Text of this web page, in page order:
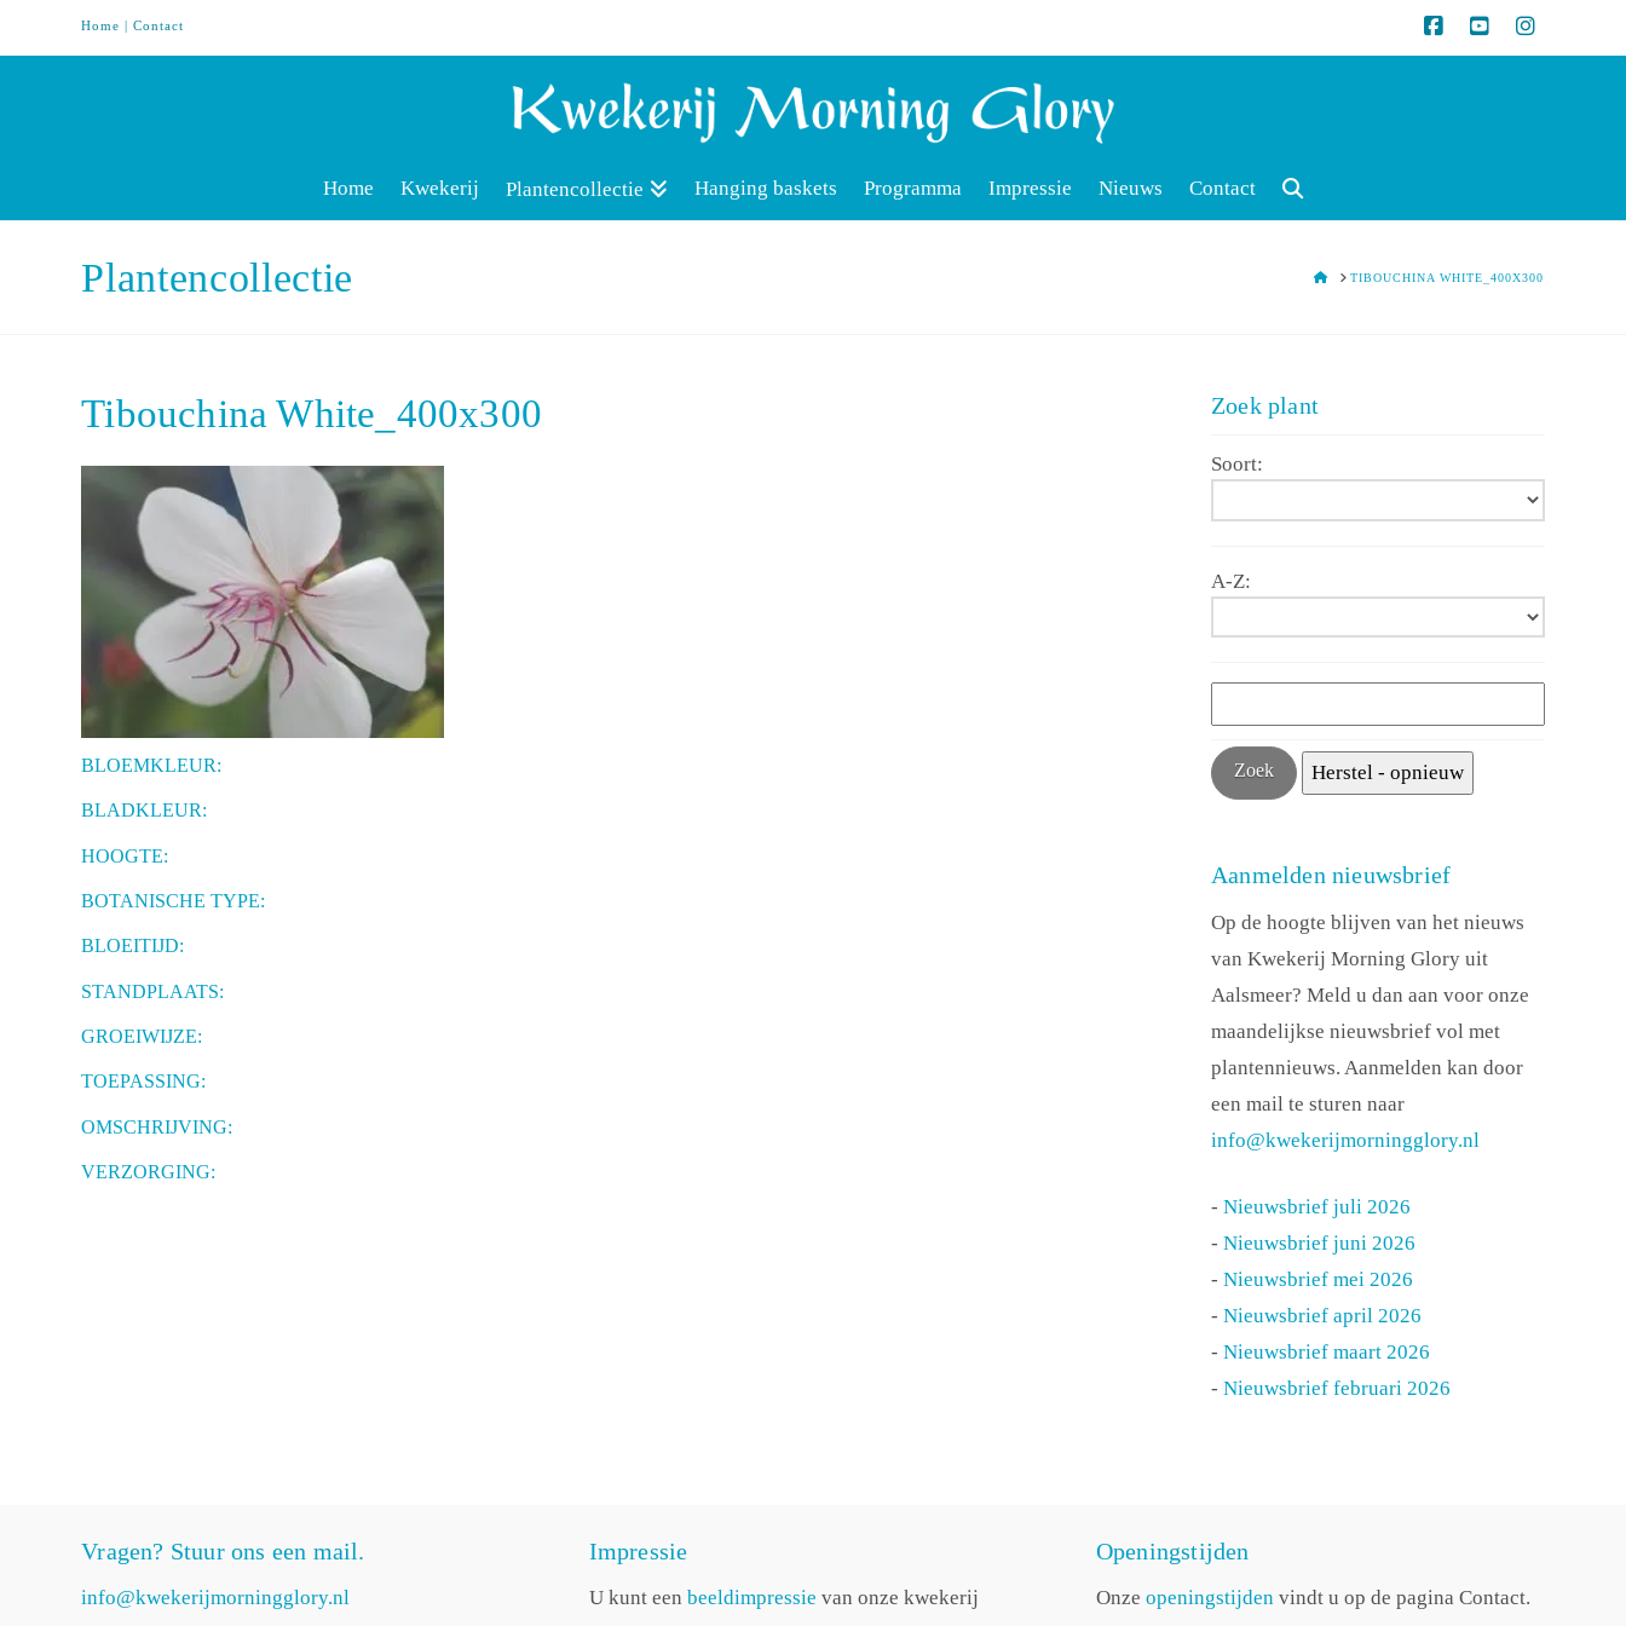
Home |Contact
Home Kwekerij Plantencollectie Hanging baskets Programma Impressie Nieuws Contact
Plantencollectie HOMETIBOUCHINA WHITE_400X300
Tibouchina White_400x300
BLOEMKLEUR:
BLADKLEUR:
HOOGTE:
BOTANISCHE TYPE:
BLOEITIJD:
STANDPLAATS:
GROEIWIJZE:
TOEPASSING:
OMSCHRIJVING:
VERZORGING:
Zoek plant
Soort:
A-Z:
Aanmelden nieuwsbrief
Op de hoogte blijven van het nieuws
van Kwekerij Morning Glory uit
Aalsmeer? Meld u dan aan voor onze
maandelijkse nieuwsbrief vol met
plantennieuws. Aanmelden kan door
een mail te sturen naar
info@kwekerijmorningglory.nl
-Nieuwsbrief juli 2026
-Nieuwsbrief juni 2026
-Nieuwsbrief mei 2026
-Nieuwsbrief april 2026
-Nieuwsbrief maart 2026
-Nieuwsbrief februari 2026
Vragen? Stuur ons een mail.
info@kwekerijmorningglory.nl
Impressie
U kunt een beeldimpressie van onze kwekerij
Openingstijden
Onze openingstijdenvindt u op de pagina Contact.